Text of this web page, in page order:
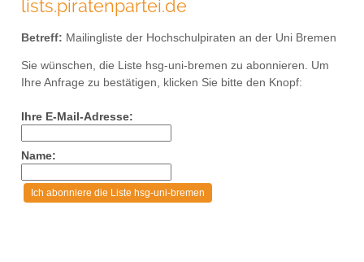
lists.piratenpartei.de
Betreff: Mailingliste der Hochschulpiraten an der Uni Bremen
Sie wünschen, die Liste hsg-uni-bremen zu abonnieren. Um
Ihre Anfrage zu bestätigen, klicken Sie bitte den Knopf:
Ihre E-Mail-Adresse:
Name: